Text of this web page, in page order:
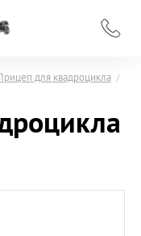
для квадроцикла /